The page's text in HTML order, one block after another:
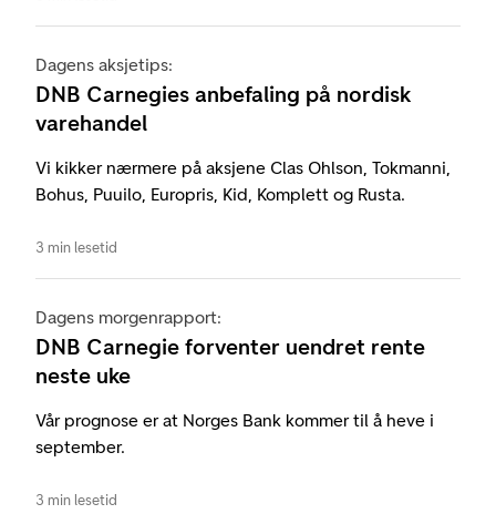
Dagens aksjetips:
DNB Carnegies anbefaling på nordisk
varehandel
Vi kikker nærmere på aksjene Clas Ohlson, Tokmanni,
Bohus, Puuilo, Europris, Kid, Komplett og Rusta.
3 min lesetid
Dagens morgenrapport:
DNB Carnegie forventer uendret rente
neste uke
Vår prognose er at Norges Bank kommer til å heve i
september.
3 min lesetid